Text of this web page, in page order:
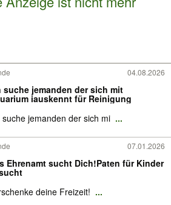
04.08.2026
suche jemanden der sich mit
iauskennt für Reinigung
suche jemanden der sich mi ...
07.01.2026
Ehrenamt sucht Dich!Paten für Kinder
deine Freizeit! ...